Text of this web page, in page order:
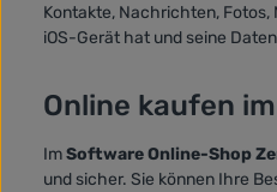
Kontakte, Nachrichten, Fotos,
iOS-Gerät hat und seine
Online kaufen
ImSoftware Online-Shop
und sicher. Sie können Ihre